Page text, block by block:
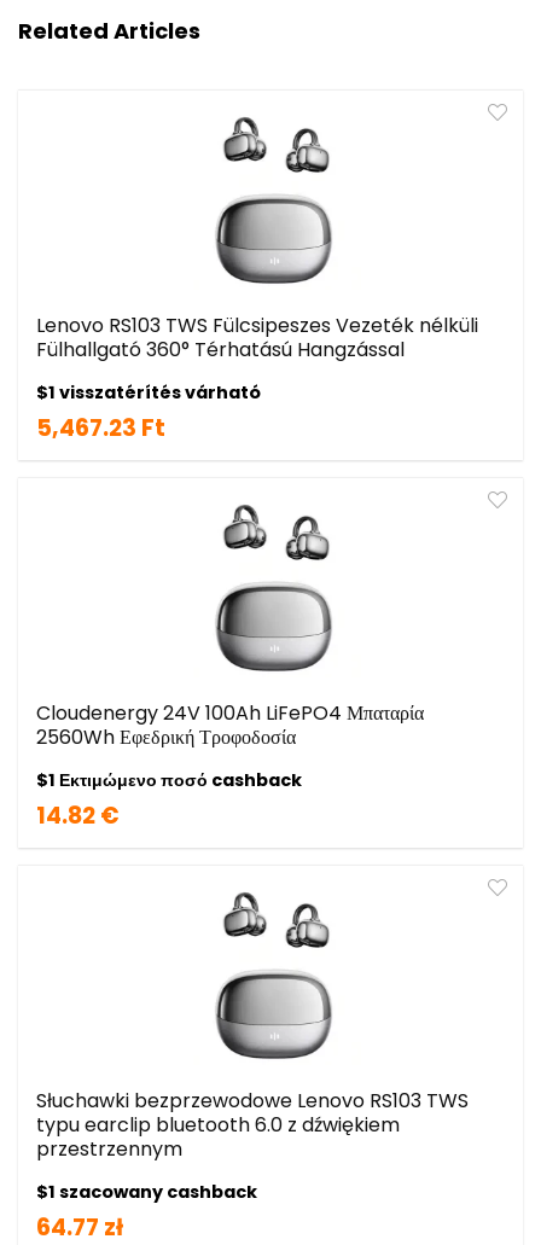
Related Articles
Lenovo RS103 TWS Fülcsipeszes Vezeték nélküli
Fülhallgató 360° Térhatású Hangzással
$1 visszatérítés várható
5,467.23 Ft
Cloudenergy 24V 100Ah LiFePO4 Μπαταρία
2560Wh Εφεδρική Τροφοδοσία
$1 Εκτιμώμενο ποσό cashback
14.82 €
Słuchawki bezprzewodowe Lenovo RS103 TWS
typu earclip bluetooth 6.0 z dźwiękiem
przestrzennym
$1 szacowany cashback
64.77 zł